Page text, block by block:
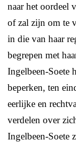
naar het oordeel
of zal zijn om te
in die van haar
begrepen met
Ingelbeen-Soete
beperken, ten
eerlijke en
verdelen over
Ingelbeen-Soete